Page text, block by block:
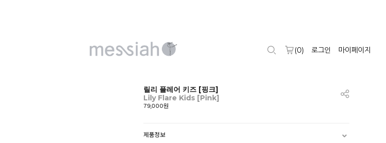
(0) 로그인 마이페이지
릴리 플레어 키즈 [핑크]
Lily Flare Kids [Pink]
79,000원
제품정보